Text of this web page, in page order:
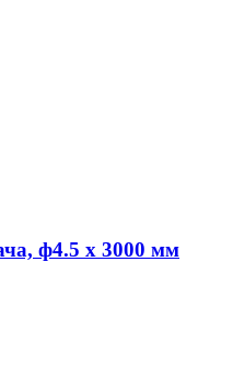
ф4.5 х 3000 мм